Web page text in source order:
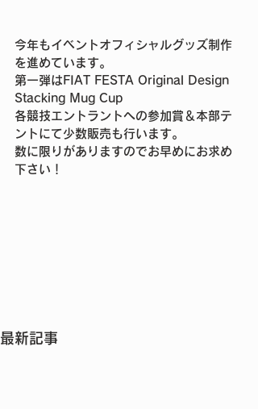
今年もイベントオフィシャルグッズ制作
を進めています。
第一弾はFIAT FESTA Original Design
Stacking Mug Cup
各競技エントラントへの参加賞＆本部テ
ントにて少数販売も行います。
数に限りがありますのでお早めにお求め
下さい！
最新記事